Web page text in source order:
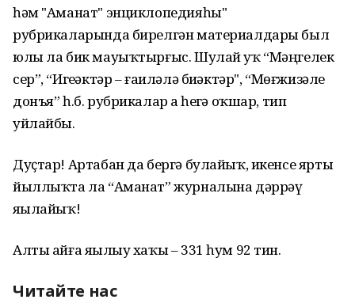
һәм "Аманат" энциклопедияһы"
рубрикаларында бирелгән материалдары был
юлы ла бик мауыҡтырғыс. Шулай уҡ “Мәңгелек
сер”, “Игеҙәктәр – ғаиләлә биҙәктәр", “Мөғжизәле
донъя” һ.б. рубрикалар ҙа һеҙгә оҡшар, тип
уйлайбыҙ.
Дуҫтар! Артабан да бергә булайыҡ, икенсе ярты
йыллыҡта ла “Аманат” журналына дәррәү
яҙылайыҡ!
Алты айға яҙылыу хаҡы – 331 һум 92 тин.
Читайте нас